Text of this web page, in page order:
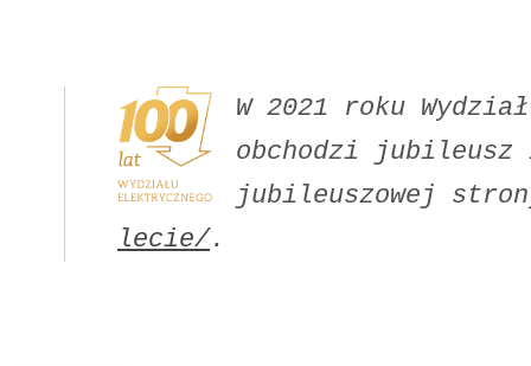
W 2021 roku
obchodzi jubileusz
jubileuszowej
lecie/.